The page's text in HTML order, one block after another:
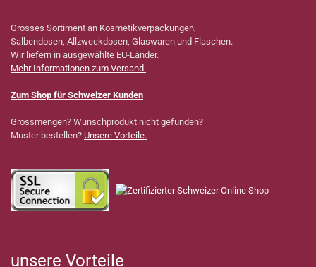
Grosses Sortiment an Kosmetikverpackungen,
Salbendosen, Allzweckdosen, Glaswaren und Flaschen.
Wir liefern in ausgewählte EU-Länder.
Mehr Informationen zum Versand.
Zum Shop für Schweizer Kunden
Grossmengen? Wunschprodukt nicht gefunden?
Muster bestellen? Unsere Vorteile.
unsere Vorteile